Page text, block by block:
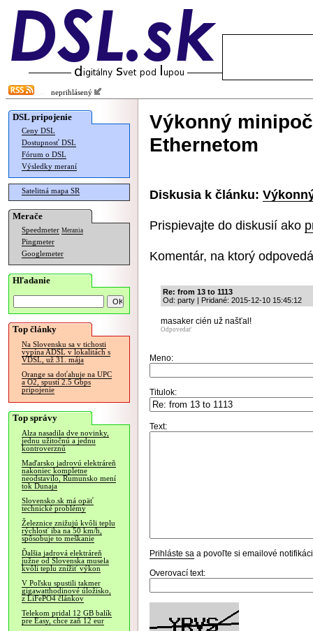
neprihlásený
DSL pripojenie
Ceny DSL
Dostupnosť DSL
Fórum o DSL
Výsledky meraní
Satelitná mapa SR
Merače
Speedmeter Merania
Pingmeter
Googlemeter
Hľadanie
Top články
Na Slovensku sa v tichosti
vypína ADSL v lokalitách s
VDSL, už 31. mája
Orange sa doťahuje na UPC
a O2, spustí 2.5 Gbps
pripojenie
Top správy
Alza nasadila dve novinky,
jednu užitočnú a jednu
kontroverznú
Maďarsko jadrovú elektráreň
nakoniec kompletne
neodstavilo, Rumunsko mení
tok Dunaja
Slovensko.sk má opäť
technické problémy
Železnice znižujú kvôli teplu
rýchlosť iba na 50 km/h,
spôsobuje to meškanie
Ďalšia jadrová elektráreň
južne od Slovenska musela
kvôli teplu znížiť výkon
V Poľsku spustili takmer
gigawatthodinové úložisko,
z LiFePO4 článkov
Telekom pridal 12 GB balík
pre Easy, chce zaň 12 eur
Výkonný
Ethernetom
Diskusia k článku:
Prispievajte do diskusií ako
Komentár, na ktorý
Re: from 13 to 1113
Od: party | Pridané: 2015-12-10 15:45:12
masaker cién už našťal!
Odpovedať
Meno:
Titulok:
Text:
Prihláste sa a povoľte si emailové
Overovací text: